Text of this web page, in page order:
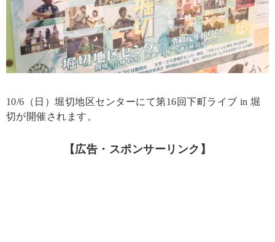
10/6（日）堀切地区センターにて第16回下町ライブ in 堀
切が開催されます。
【広告・スポンサーリンク】